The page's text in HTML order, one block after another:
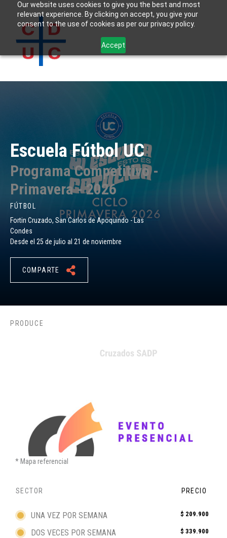
Our website uses cookies to give you the best and most
relevant experience. By clicking on accept, you give your
consent to the use of cookies as per our privacy policy.
Accept
Escuela Fútbol UC
Programa Competitivo -
Primavera - 2026
FÚTBOL
Fortin Cruzado, San Carlos de Apoquindo - Las
Condes
Desde el 25 de julio al 21 de noviembre
COMPARTE
PRODUCE
Mapa referencial
SECTOR PRECIO
UNA VEZ POR SEMANA $ 209.900
DOS VECES POR SEMANA $ 339.900